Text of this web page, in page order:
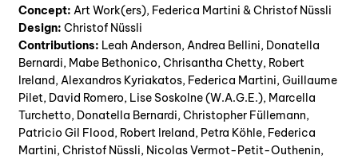
Concept: Art Work(ers), Federica Martini & Christof Nüssli
Design: Christof Nüssli
Contributions: Leah Anderson, Andrea Bellini, Donatella
Bernardi, Mabe Bethonico, Chrisantha Chetty, Robert
Ireland, Alexandros Kyriakatos, Federica Martini, Guillaume
Pilet, David Romero, Lise Soskolne (W.A.G.E.), Marcella
Turchetto, Donatella Bernardi, Christopher Füllemann,
Patricio Gil Flood, Robert Ireland, Petra Köhle, Federica
Martini, Christof Nüssli, Nicolas Vermot-Petit-Outhenin,